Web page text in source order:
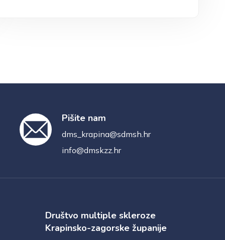
Pišite nam
dms_krapina@sdmsh.hr
info@dmskzz.hr
Društvo multiple skleroze
Krapinsko-zagorske županije